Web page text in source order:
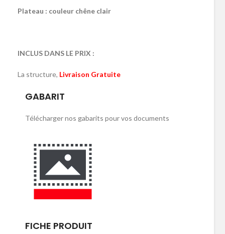
Plateau : couleur chêne clair
INCLUS DANS LE PRIX :
La structure, Livraison Gratuite
GABARIT
Télécharger nos gabarits pour vos documents
FICHE PRODUIT